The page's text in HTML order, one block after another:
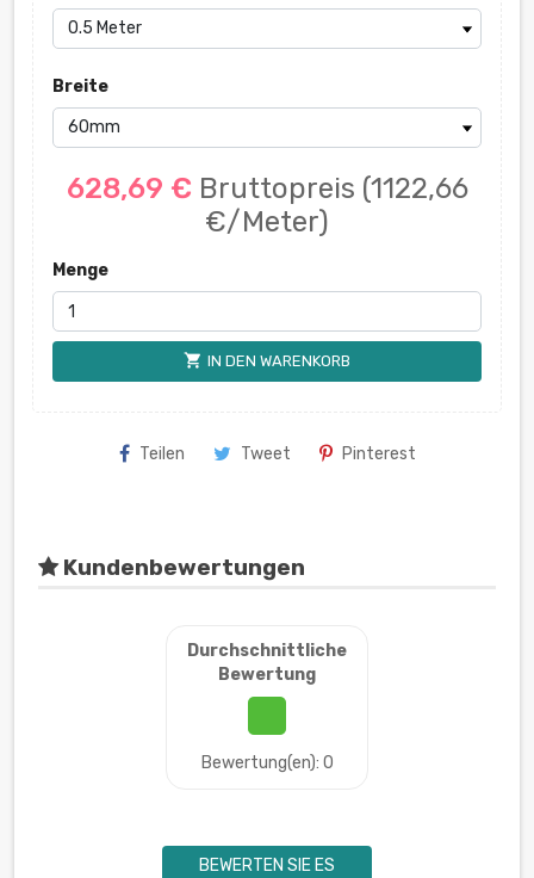
Breite
628,69 € Bruttopreis (1122,66
€/Meter)
Menge
shopping_cart IN DEN WARENKORB
Teilen Tweet Pinterest
Kundenbewertungen
Durchschnittliche
Bewertung
Bewertung(en): 0
BEWERTEN SIE ES